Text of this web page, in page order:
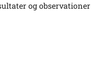
og observationer